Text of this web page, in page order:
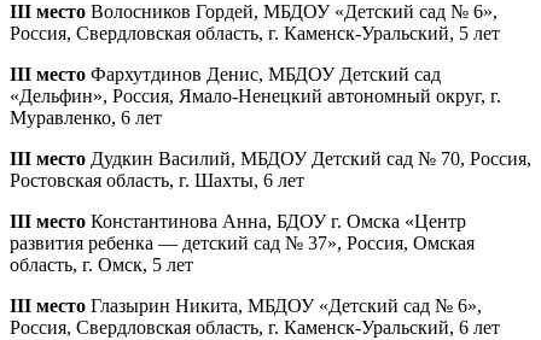
III место Волосников Гордей, МБДОУ «Детский сад № 6»,
Россия, Свердловская область, г. Каменск-Уральский, 5 лет
III место Фархутдинов Денис, МБДОУ Детский сад
«Дельфин», Россия, Ямало-Ненецкий автономный округ, г.
Муравленко, 6 лет
III место Дудкин Василий, МБДОУ Детский сад № 70, Россия,
Ростовская область, г. Шахты, 6 лет
III место Константинова Анна, БДОУ г. Омска «Центр
развития ребенка — детский сад № 37», Россия, Омская
область, г. Омск, 5 лет
III место Глазырин Никита, МБДОУ «Детский сад № 6»,
Россия, Свердловская область, г. Каменск-Уральский, 6 лет